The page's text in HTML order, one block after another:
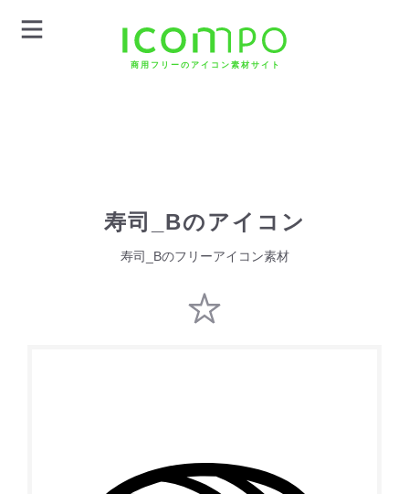
商用フリーのアイコン素材サイト
寿司_Bのアイコン
寿司_Bのフリーアイコン素材